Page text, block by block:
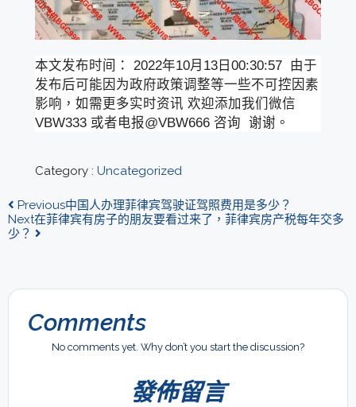
本文发布时间： 2022年10月13日00:30:57 由于
发布后可能因为政府政策调整等一些不可控因素
影响，如需更多实时资讯 欢迎添加我们微信
VBW333 或者电报@VBW666 咨询 谢谢。
Category : Uncategorized
Previous中国人办理菲律宾驾驶证驾照费用是多少？
Next在菲律宾有房子的朋友要看过来了，菲律宾房产税每年交多
少？
Comments
No comments yet. Why don’t you start the discussion?
發佈留言